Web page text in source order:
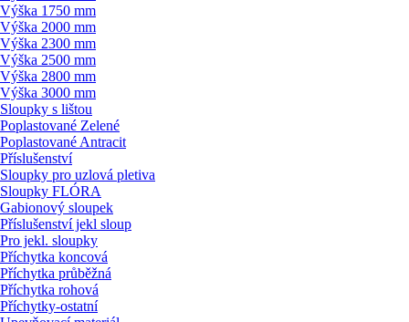
Výška 1750 mm
Výška 2000 mm
Výška 2300 mm
Výška 2500 mm
Výška 2800 mm
Výška 3000 mm
Sloupky s lištou
Poplastované Zelené
Poplastované Antracit
Příslušenství
Sloupky pro uzlová pletiva
Sloupky FLÓRA
Gabionový sloupek
Příslušenství jekl sloup
Pro jekl. sloupky
Příchytka koncová
Příchytka průběžná
Příchytka rohová
Příchytky-ostatní